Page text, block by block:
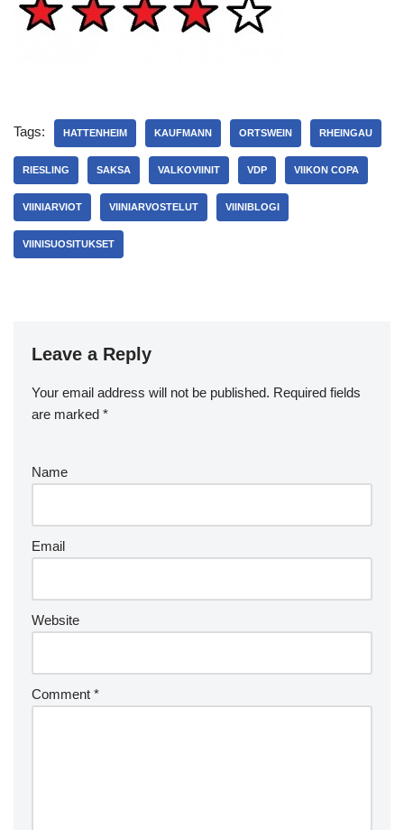
Tags: HATTENHEIM KAUFMANN ORTSWEIN RHEINGAU
RIESLING SAKSA VALKOVIINIT VDP VIIKON COPA
VIINIARVIOT VIINIARVOSTELUT VIINIBLOGI
VIINISUOSITUKSET
Leave a Reply
Your email address will not be published. Required fields
are marked *
Name
Email
Website
Comment *